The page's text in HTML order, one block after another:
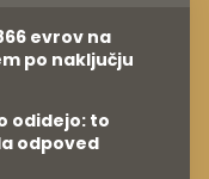
evrov na
po naključju
odidejo: to
odpoved